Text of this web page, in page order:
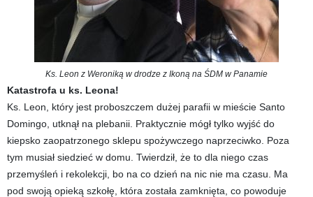
Ks. Leon z Weroniką w drodze z Ikoną na ŚDM w Panamie
Katastrofa u ks. Leona!
Ks. Leon, który jest proboszczem dużej parafii w mieście Santo
Domingo, utknął na plebanii. Praktycznie mógł tylko wyjść do
kiepsko zaopatrzonego sklepu spożywczego naprzeciwko. Poza
tym musiał siedzieć w domu. Twierdził, że to dla niego czas
przemyśleń i rekolekcji, bo na co dzień na nic nie ma czasu. Ma
pod swoją opieką szkołę, która została zamknięta, co powoduje